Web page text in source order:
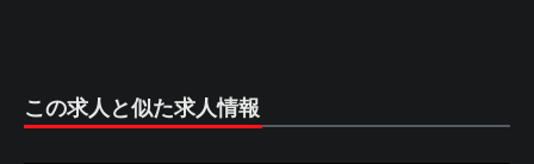
この求人と似た求人情報